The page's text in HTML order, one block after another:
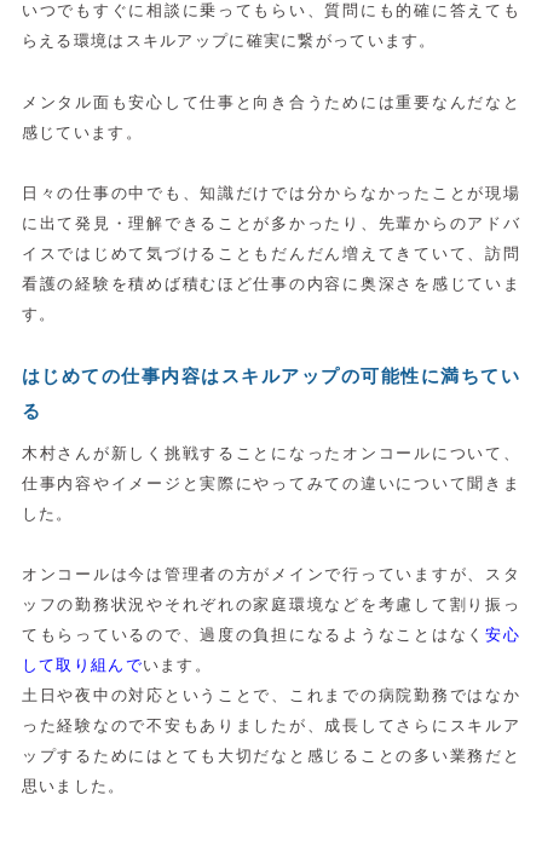
いつでもすぐに相談に乗ってもらい、質問にも的確に答えても
らえる環境はスキルアップに確実に繋がっています。
メンタル面も安心して仕事と向き合うためには重要なんだなと
感じています。
日々の仕事の中でも、知識だけでは分からなかったことが現場
に出て発見・理解できることが多かったり、先輩からのアドバ
イスではじめて気づけることもだんだん増えてきていて、訪問
看護の経験を積めば積むほど仕事の内容に奥深さを感じていま
す。
はじめての仕事内容はスキルアップの可能性に満ちてい
る
木村さんが新しく挑戦することになったオンコールについて、
仕事内容やイメージと実際にやってみての違いについて聞きま
した。
オンコールは今は管理者の方がメインで行っていますが、スタ
ッフの勤務状況やそれぞれの家庭環境などを考慮して割り振っ
てもらっているので、過度の負担になるようなことはなく安心
して取り組んでいます。
土日や夜中の対応ということで、これまでの病院勤務ではなか
った経験なので不安もありましたが、成長してさらにスキルア
ップするためにはとても大切だなと感じることの多い業務だと
思いました。